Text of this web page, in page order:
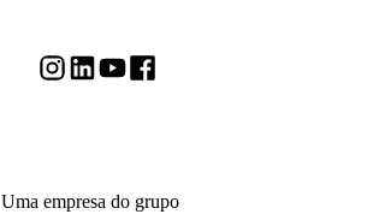
Uma empresa do grupo